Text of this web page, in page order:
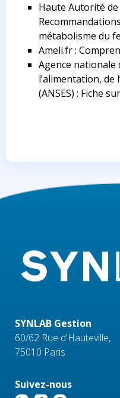
Haute Autorité de
métabolisme du
Ameli.fr :
Agence nationale
l’alimentation,
(ANSES) : Fiche
SYNLAB Gestion
60/62 Rue d'Hauteville,
75010 Paris
Suivez-nous